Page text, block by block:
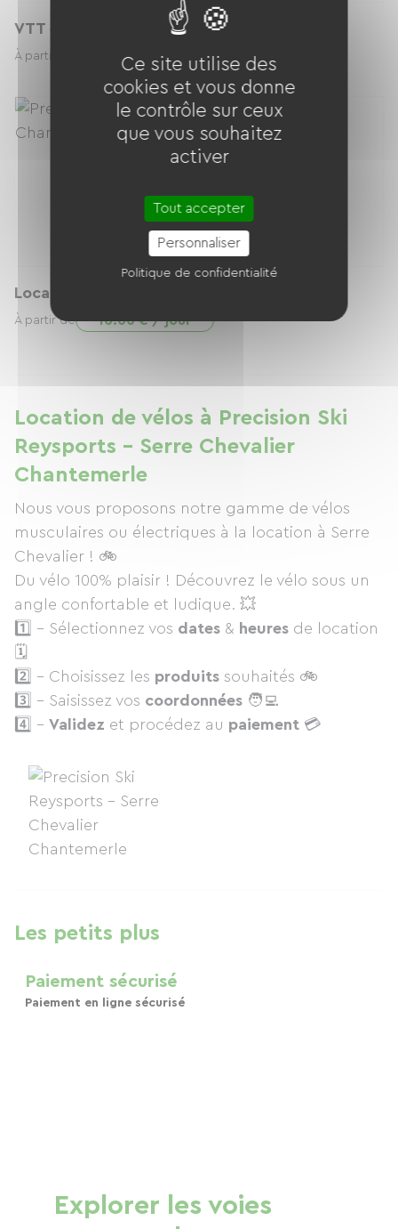
VTT enduro
À partir de 39.00 € / jour
Location sac à dos porte bébé
À partir de 10.00 € / jour
Location de vélos à Precision Ski
Reysports - Serre Chevalier
Chantemerle
Nous vous proposons notre gamme de vélos
musculaires ou électriques à la location à Serre
Chevalier ! 🚲
Du vélo 100% plaisir ! Découvrez le vélo sous un
angle confortable et ludique. 💥
1️⃣ - Sélectionnez vos dates & heures de location
🗓
2️⃣ - Choisissez les produits souhaités 🚲
3️⃣ - Saisissez vos coordonnées 🧑‍💻
4️⃣ - Validez et procédez au paiement 💳
Les petits plus
Paiement sécurisé
Paiement en ligne sécurisé
Explorer les voies
Ce site utilise des
cookies et vous donne
le contrôle sur ceux
que vous souhaitez
activer
Tout accepter
Personnaliser
Politique de confidentialité